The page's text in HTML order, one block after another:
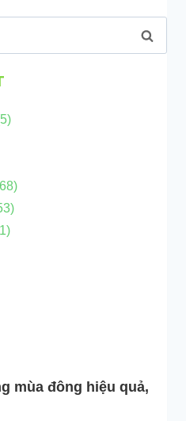
mùa đông hiệu quả,